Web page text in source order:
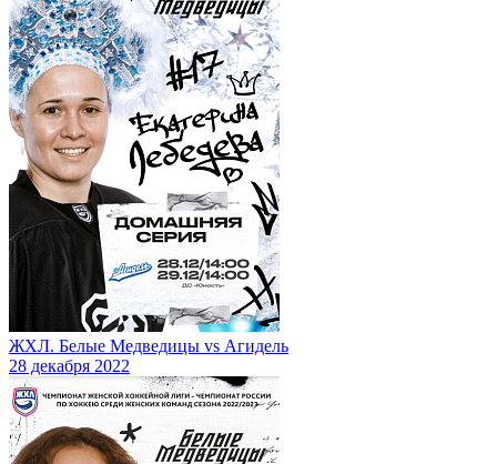
ЖХЛ. Белые Медведицы vs Агидель
28 декабря 2022